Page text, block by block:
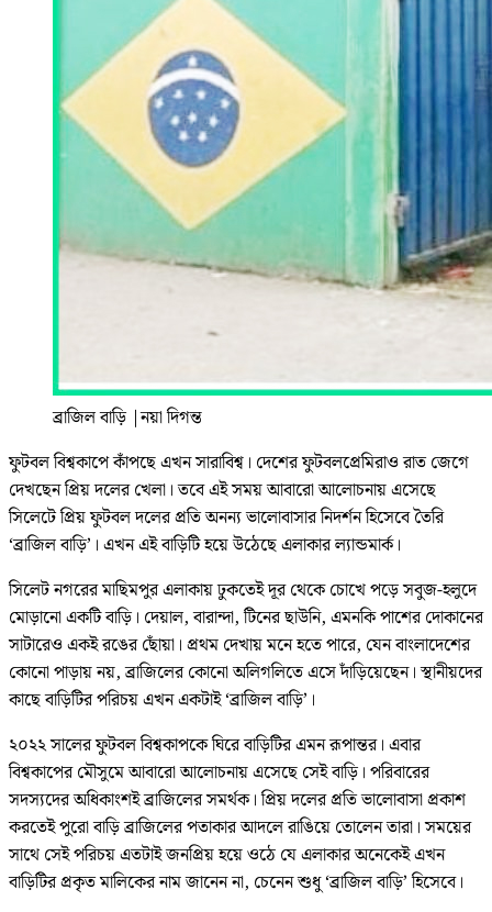
ব্রাজিল বাড়ি |নয়া দিগন্ত
ফুটবল বিশ্বকাপে কাঁপছে এখন সারাবিশ্ব। দেশের ফুটবলপ্রেমিরাও রাত জেগে
দেখছেন প্রিয় দলের খেলা। তবে এই সময় আবারো আলোচনায় এসেছে
সিলেটে প্রিয় ফুটবল দলের প্রতি অনন্য ভালোবাসার নিদর্শন হিসেবে তৈরি
‘ব্রাজিল বাড়ি’। এখন এই বাড়িটি হয়ে উঠেছে এলাকার ল্যান্ডমার্ক।
সিলেট নগরের মাছিমপুর এলাকায় ঢুকতেই দূর থেকে চোখে পড়ে সবুজ-হলুদে
মোড়ানো একটি বাড়ি। দেয়াল, বারান্দা, টিনের ছাউনি, এমনকি পাশের দোকানের
সাটারেও একই রঙের ছোঁয়া। প্রথম দেখায় মনে হতে পারে, যেন বাংলাদেশের
কোনো পাড়ায় নয়, ব্রাজিলের কোনো অলিগলিতে এসে দাঁড়িয়েছেন। স্থানীয়দের
কাছে বাড়িটির পরিচয় এখন একটাই ‘ব্রাজিল বাড়ি’।
২০২২ সালের ফুটবল বিশ্বকাপকে ঘিরে বাড়িটির এমন রূপান্তর। এবার
বিশ্বকাপের মৌসুমে আবারো আলোচনায় এসেছে সেই বাড়ি। পরিবারের
সদস্যদের অধিকাংশই ব্রাজিলের সমর্থক। প্রিয় দলের প্রতি ভালোবাসা প্রকাশ
করতেই পুরো বাড়ি ব্রাজিলের পতাকার আদলে রাঙিয়ে তোলেন তারা। সময়ের
সাথে সেই পরিচয় এতটাই জনপ্রিয় হয়ে ওঠে যে এলাকার অনেকেই এখন
বাড়িটির প্রকৃত মালিকের নাম জানেন না, চেনেন শুধু ‘ব্রাজিল বাড়ি’ হিসেবে।